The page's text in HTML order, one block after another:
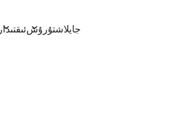
جايلاشتۇرۇشئىقتىدار